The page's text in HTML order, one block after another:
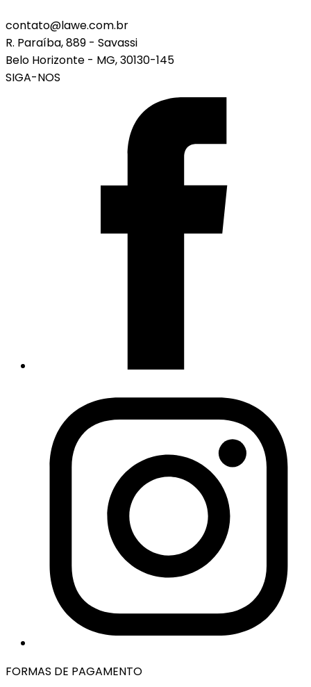
contato@lawe.com.br
R. Paraíba, 889 - Savassi
Belo Horizonte - MG, 30130-145
SIGA-NOS
FORMAS DE PAGAMENTO